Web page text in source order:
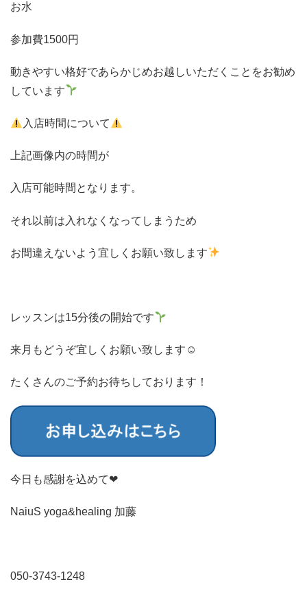
お水
参加費1500円
動きやすい格好であらかじめお越しいただくことをお勧め
しています
入店時間について
上記画像内の時間が
入店可能時間となります。
それ以前は入れなくなってしまうため
お間違えないよう宜しくお願い致します
レッスンは15分後の開始です
来月もどうぞ宜しくお願い致します☺︎
たくさんのご予約お待ちしております！
今日も感謝を込めて❤︎
NaiuS yoga&healing 加藤
050-3743-1248